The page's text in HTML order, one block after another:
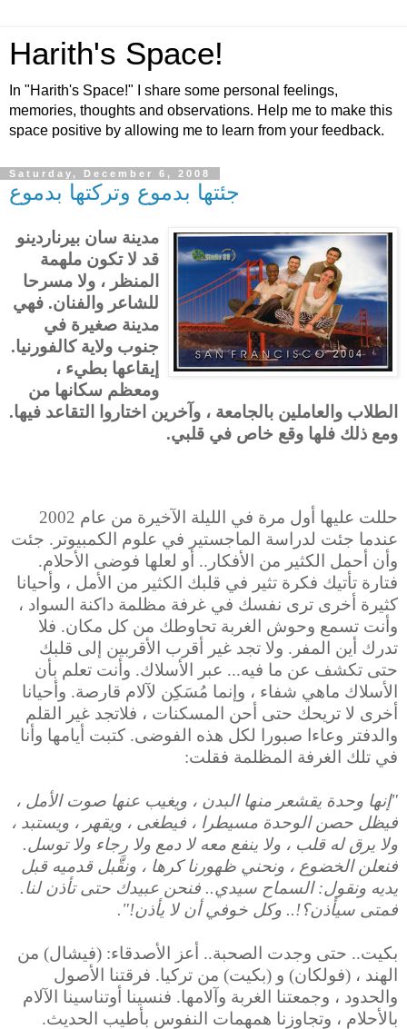
Harith's Space!
In "Harith's Space!" I share some personal feelings,
memories, thoughts and observations. Help me to make this
space positive by allowing me to learn from your feedback.
Saturday, December 6, 2008
جئتها بدموع وتركتها بدموع
مدينة سان بيرناردينو
قد لا تكون ملهمة
المنظر ، ولا مسرحا
للشاعر والفنان. فهي
مدينة صغيرة في
جنوب ولاية كالفورنيا.
إيقاعها بطيء ،
ومعظم سكانها من
الطلاب والعاملين بالجامعة ، وآخرين اختاروا التقاعد فيها.
ومع ذلك فلها وقع خاص في قلبي.
حللت عليها أول مرة في الليلة الآخيرة من عام 2002
عندما جئت لدراسة الماجستير في علوم الكمبيوتر. جئت
وأن أحمل الكثير من الأفكار.. أو لعلها فوضى الأحلام.
فتارة تأتيك فكرة تثير في قلبك الكثير من الأمل ، وأحيانا
كثيرة أخرى ترى نفسك في غرفة مظلمة داكنة السواد ،
وأنت تسمع وحوش الغربة تحاوطك من كل مكان. فلا
تدرك أين المفر. ولا تجد غير أقرب الأقربين إلى قلبك
حتى تكشف عن ما فيه... عبر الأسلاك. وأنت تعلم بأن
الأسلاك ماهي شفاء ، وإنما مُسَكِن لآلام قارصة. وأحيانا
أخرى لا تريحك حتى أحن المسكنات ، فلاتجد غير القلم
والدفتر وعاءا صبورا لكل هذه الفوضى. كتبت أيامها وأنا
في تلك الغرفة المظلمة فقلت:
"إنها وحدة يقشعر منها البدن ، ويغيب عنها صوت الأمل ،
فيظل حصن الوحدة مسيطرا ، فيطغى ، ويقهر ، ويستبد ،
ولا يرق له قلب ، ولا ينفع معه لا دمع ولا رجاء ولا توسل.
فنعلن الخضوع ، ونحني ظهورنا كرها ، ونقَّبل قدميه قبل
يديه ونقول: السماح سيدي.. فنحن عبيدك حتى تأذن لنا.
فمتى سيأذن؟!.. وكل خوفي أن لا يأذن!".
بكيت.. حتى وجدت الصحبة.. أعز الأصدقاء: (فيشال) من
الهند ، (فولكان) و (بكيت) من تركيا. فرقتنا الأصول
والحدود ، وجمعتنا الغربة وآلامها. فنسينا أوتناسينا الآلام
بالأحلام ، وتجاوزنا همهمات النفوس بأطيب الحديث.